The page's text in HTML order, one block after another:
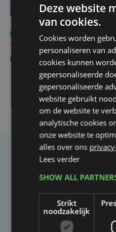
Yaro (19), slachtoffer van
maandenlange coma
Taalfout
Heb je een taal- of
Laat het
Deze website
van cookies.
Cookies worden
personaliseren van
cookies kunnen
gepersonaliseerde
gepersonaliseerde
website gebruikt
om de website te
analytische cookies
onze website te
alles over ons
Lees verder
SHOW ALL
Strikt
noodzakelijk